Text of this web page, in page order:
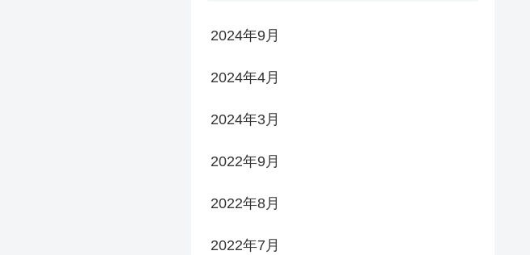
2024年9月
2024年4月
2024年3月
2022年9月
2022年8月
2022年7月